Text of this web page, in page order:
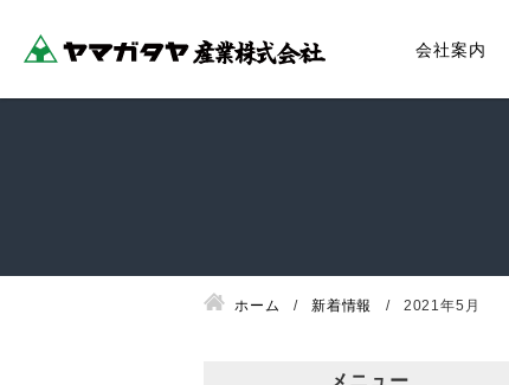
会社案内
ホーム 新着情報 2021年5月
メニュー